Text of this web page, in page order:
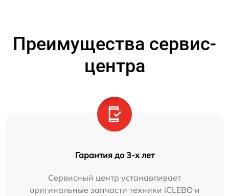
Преимущества сервис-
центра
Гарантия до 3-х лет
Сервисный центр устанавливает
оригинальные запчасти техники iCLEBO и